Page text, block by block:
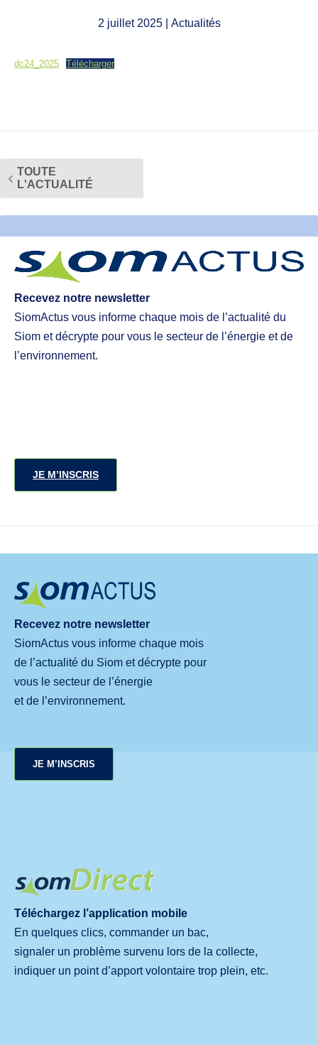
2 juillet 2025| Actualités
dc24_2025 Télécharger
TOUTE
L'ACTUALITÉ
Recevez notre newsletter
SiomActus vous informe chaque mois de l’actualité du
Siom et décrypte pour vous le secteur de l’énergie et de
l’environnement.
JE M’INSCRIS
Recevez notre newsletter
SiomActus vous informe chaque mois
de l’actualité du Siom et décrypte pour
vous le secteur de l’énergie
et de l’environnement.
JE M’INSCRIS
Téléchargez l’application mobile
En quelques clics, commander un bac,
signaler un problème survenu lors de la collecte,
indiquer un point d’apport volontaire trop plein, etc.